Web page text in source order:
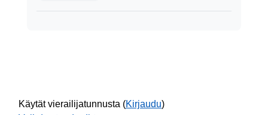
Käytät vierailijatunnusta (Kirjaudu)